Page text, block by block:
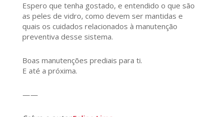
Espero que tenha gostado, e entendido o que são
as peles de vidro, como devem ser mantidas e
quais os cuidados relacionados à manutenção
preventiva desse sistema.
Boas manutenções prediais para ti.
E até a próxima.
——